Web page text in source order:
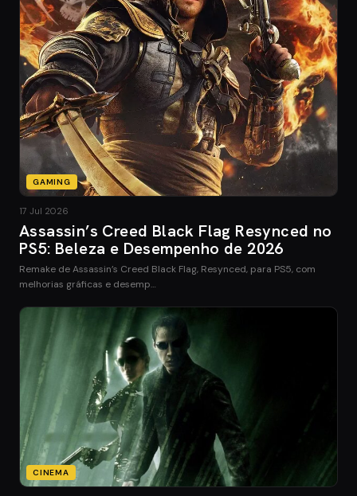
GAMING
17 Jul 2026
Assassin’s Creed Black Flag Resynced no
PS5: Beleza e Desempenho de 2026
Remake de Assassin’s Creed Black Flag, Resynced, para PS5, com
melhorias gráficas e desemp…
CINEMA